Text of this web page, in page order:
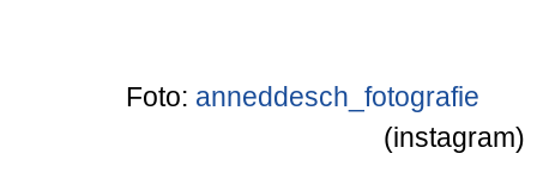
Foto: anneddesch_fotografie
(instagram)